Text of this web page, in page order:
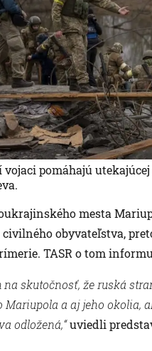
pomáhajú
mesta
obyvateľstva,
TASR o tom
na skutočnosť, že ruská
Mariupola a aj jeho okolia,
odložená,“uviedli